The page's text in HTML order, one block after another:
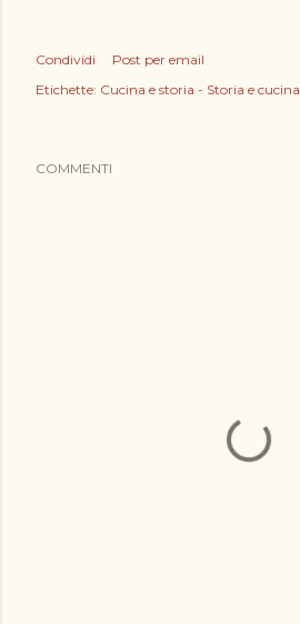
Condividi
Post per email
Etichette: Cucina e storia - Storia e cucina
COMMENTI